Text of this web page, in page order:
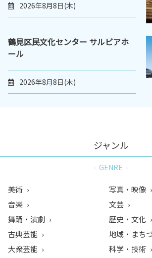
2026年8月8日(木)
鶴見区民文化センター サルビアホ
ール
2026年8月8日(木)
ジャンル
GENRE
美術
音楽
舞踊・演劇
古典芸能
大衆芸能
写真・映像
文芸
歴史・文化
地域・まち
科学・技術